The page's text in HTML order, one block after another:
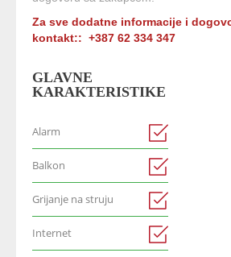
Za sve dodatne informacije i
kontakt:: +387 62 334 347
GLAVNE
KARAKTERISTIKE
Alarm
Balkon
Grijanje na struju
Internet